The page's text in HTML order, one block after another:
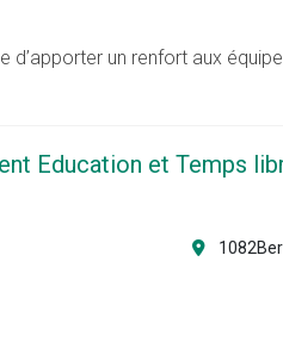
d’apporter un renfort aux
Education et Temps